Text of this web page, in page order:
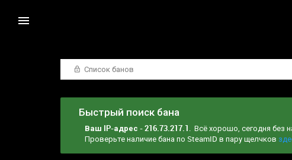
Список банов
Быстрый поиск бана
Ваш IP-адрес - 216.73.217.1. Всё хорошо, сегодня без
Проверьте наличие бана по SteamID в пару щелчков